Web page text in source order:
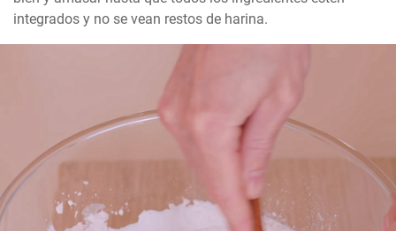
integrados y no se vean restos de harina.